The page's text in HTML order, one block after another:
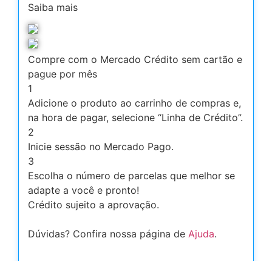
Saiba mais
Compre com o Mercado Crédito sem cartão e
pague por mês
1
Adicione o produto ao carrinho de compras e,
na hora de pagar, selecione “Linha de Crédito”.
2
Inicie sessão no Mercado Pago.
3
Escolha o número de parcelas que melhor se
adapte a você e pronto!
Crédito sujeito a aprovação.
Dúvidas? Confira nossa página de Ajuda.